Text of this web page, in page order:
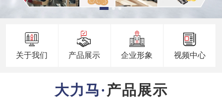
关于我们 产品展示 企业形象 视频中心
产品展示